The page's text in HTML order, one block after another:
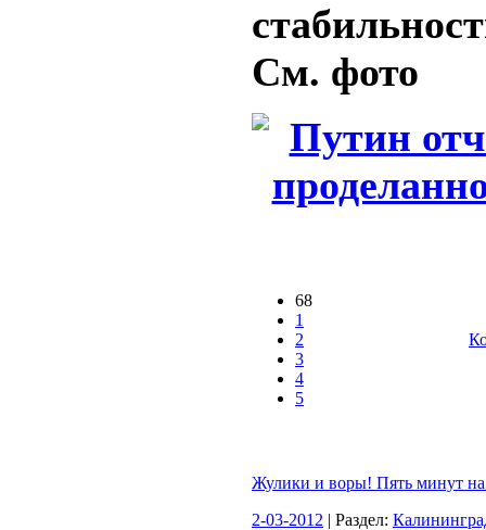
См. фото
68
1
2
3
4
5
Жулики и воры! Пять минут
2-03-2012 | Раздел: